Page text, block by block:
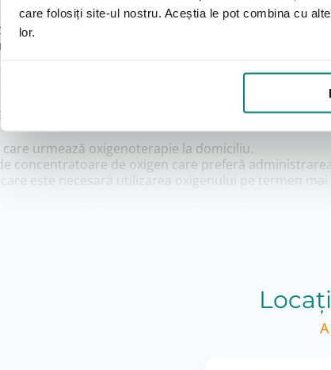
care folosiți site-ul nostru. Aceștia le pot combina cu
lor.
a oxigenului prin intermediul nărilor.
datorită lungimii de 2 metri.
de oxigen uzuale.
urmează oxigenoterapie la domiciliu.
concentratoare de oxigen care preferă
este necesară utilizarea oxigenului pe termen mai